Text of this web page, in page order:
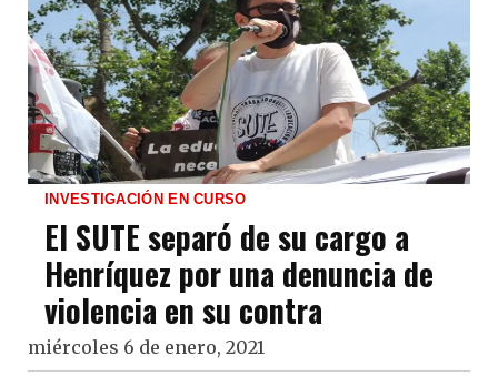
INVESTIGACIÓN EN CURSO
El SUTE separó de su cargo a
Henríquez por una denuncia de
violencia en su contra
miércoles 6 de enero, 2021